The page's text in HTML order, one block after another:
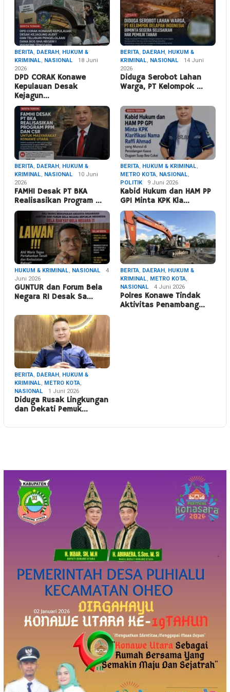
BERITA, DAERAH, HUKUM &
KRIMINAL, NASIONAL
18 Juni
2026
DPD CORAK Konawe
Kepulauan Desak
Kejagun…
BERITA, DAERAH, HUKUM &
KRIMINAL, NASIONAL
14 Juni
2026
Diduga Serobot Lahan
Warga, PT Kelompok …
BERITA, DAERAH, HUKUM &
KRIMINAL, NASIONAL
10 Juni
2026
FAMHI Desak PT BKA
Realisasikan Program …
BERITA, HUKUM & KRIMINAL,
METRO KOTA, NASIONAL,
POLITIK
9 Juni 2026
Kabid Hukum dan HAM PP
GPI Minta KPK Kla…
HUKUM & KRIMINAL, NASIONAL
4
Juni 2026
GUNTUR dan Forum Bela
Negara RI Desak Sa…
BERITA, DAERAH, HUKUM &
KRIMINAL, METRO KOTA,
NASIONAL
4 Juni 2026
Polres Konawe Tindak
Aktivitas Penambang…
BERITA, DAERAH, HUKUM &
KRIMINAL, METRO KOTA,
NASIONAL
1 Juni 2026
Diduga Rusak Lingkungan
dan Dekati Pemuk…